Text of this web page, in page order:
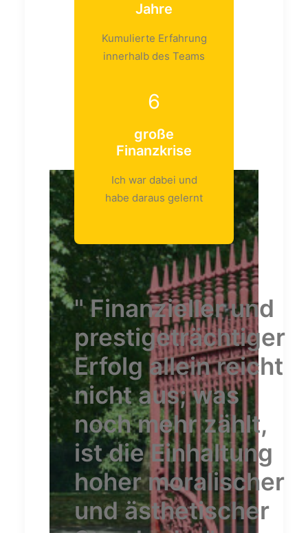
Jahre
Kumulierte Erfahrung
innerhalb des Teams
6
große
Finanzkrise
Ich war dabei und
habe daraus gelernt
" Finanzieller und
prestigeträchtiger
Erfolg allein reicht
nicht aus; was
noch mehr zählt,
ist die Einhaltung
hoher moralischer
und ästhetischer